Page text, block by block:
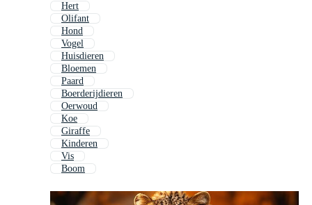
Hert
Olifant
Hond
Vogel
Huisdieren
Bloemen
Paard
Boerderijdieren
Oerwoud
Koe
Giraffe
Kinderen
Vis
Boom